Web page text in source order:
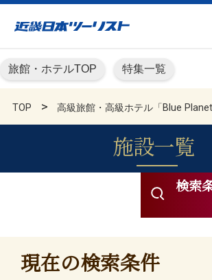
旅館・ホテルTOP 特集一覧
TOP 高級旅館・高級ホテル「Blue Planet
高級旅
施設一覧
検索
現在の検索条件